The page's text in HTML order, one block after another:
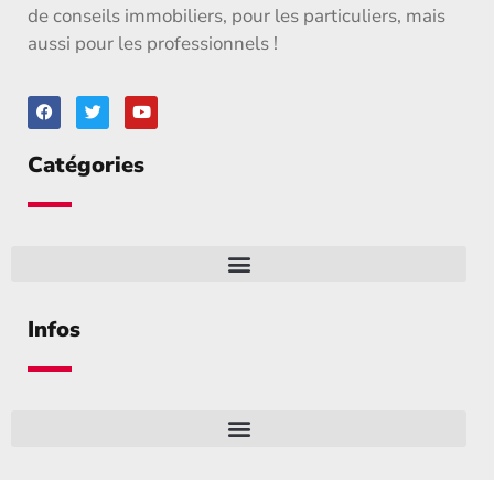
de conseils immobiliers, pour les particuliers, mais
aussi pour les professionnels !
Catégories
Infos